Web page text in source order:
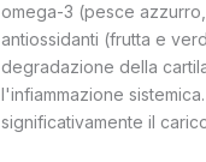
omega-3 (pesce
antiossidanti (frutta e
degradazione della
l'infiammazione
significativamente il